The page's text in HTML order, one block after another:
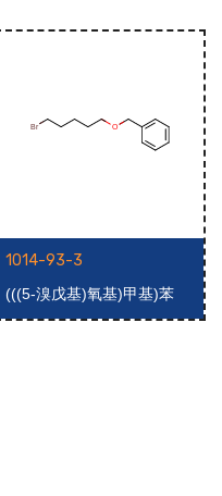
1014-93-3
(((5-溴戊基)氧基)甲基)苯